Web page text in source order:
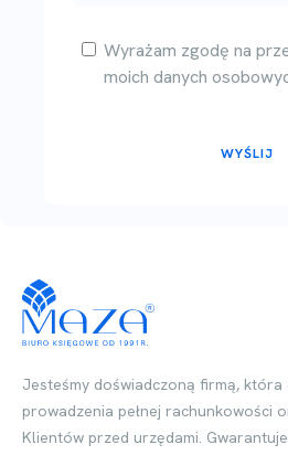
Wyrażam zgodę na
moich danych
WYŚLIJ
Jesteśmy doświadczoną firmą, która
prowadzenia pełnej rachunkowości
Klientów przed urzędami.